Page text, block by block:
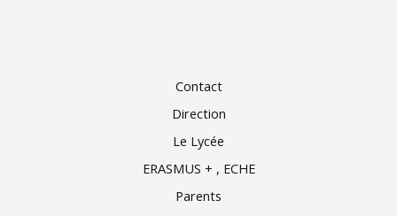
Contact
Direction
Le Lycée
ERASMUS + , ECHE
Parents